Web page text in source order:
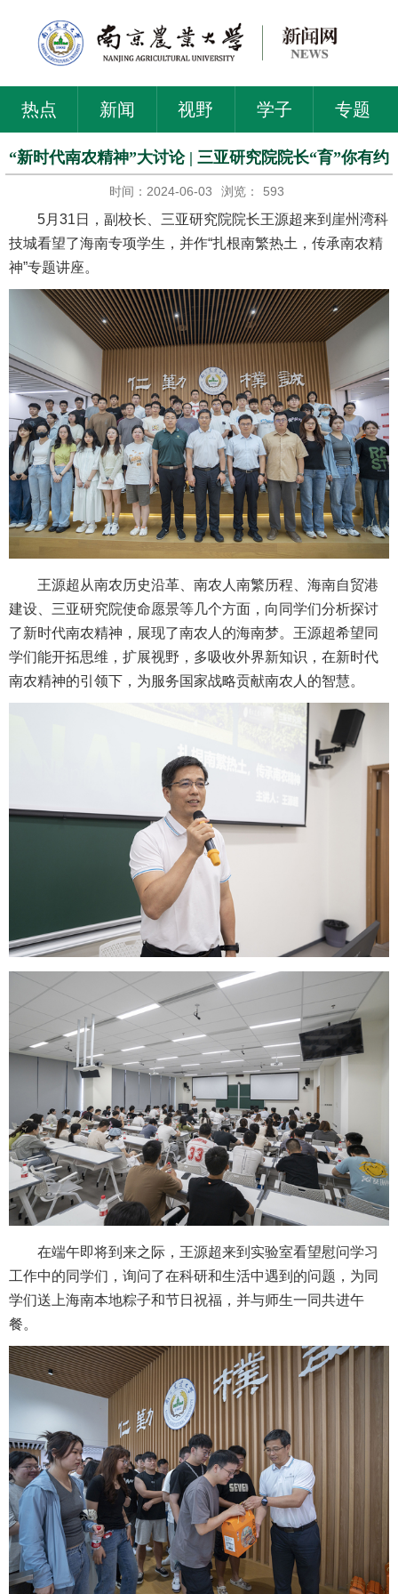
热点 新闻 视野 学子 专题
“新时代南农精神”大讨论 | 三亚研究院院长“育”你有约
时间：2024-06-03 浏览： 593
5月31日，副校长、三亚研究院院长王源超来到崖州湾科
技城看望了海南专项学生，并作“扎根南繁热土，传承南农精
神”专题讲座。
王源超从南农历史沿革、南农人南繁历程、海南自贸港
建设、三亚研究院使命愿景等几个方面，向同学们分析探讨
了新时代南农精神，展现了南农人的海南梦。王源超希望同
学们能开拓思维，扩展视野，多吸收外界新知识，在新时代
南农精神的引领下，为服务国家战略贡献南农人的智慧。
在端午即将到来之际，王源超来到实验室看望慰问学习
工作中的同学们，询问了在科研和生活中遇到的问题，为同
学们送上海南本地粽子和节日祝福，并与师生一同共进午
餐。